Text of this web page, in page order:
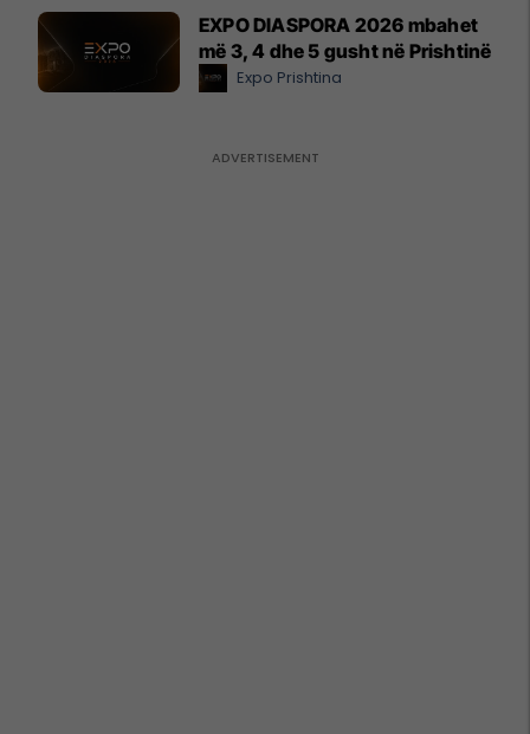
EXPO DIASPORA 2026 mbahet
më 3, 4 dhe 5 gusht në Prishtinë
Expo Prishtina